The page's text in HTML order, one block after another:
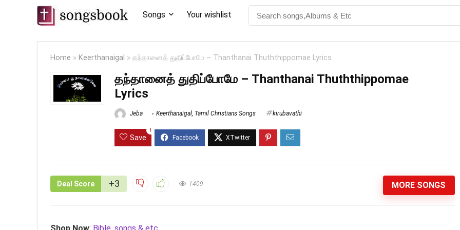
Songs Your wishlist
Home » Keerthanaigal » தந்தானைத் துதிப்போமே – Thanthanai Thuththippomae Lyrics
தந்தானைத் துதிப்போமே – Thanthanai Thuththippomae
Lyrics
Jeba Keerthanaigal, Tamil Christians Songs kirubavathi
Save
1
Deal Score +3 1409 MORE SONGS